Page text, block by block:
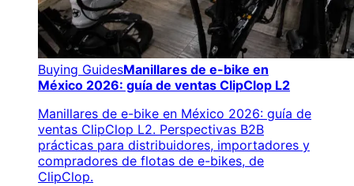
Buying GuidesManillares de e-bike en
México 2026: guía de ventas ClipClop L2
Manillares de e-bike en México 2026: guía de
ventas ClipClop L2. Perspectivas B2B
prácticas para distribuidores, importadores y
compradores de flotas de e-bikes, de
ClipClop.